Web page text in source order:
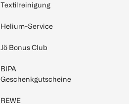
Textilreinigung
Helium-Service
Jö Bonus Club
BIPA
Geschenkgutscheine
REWE